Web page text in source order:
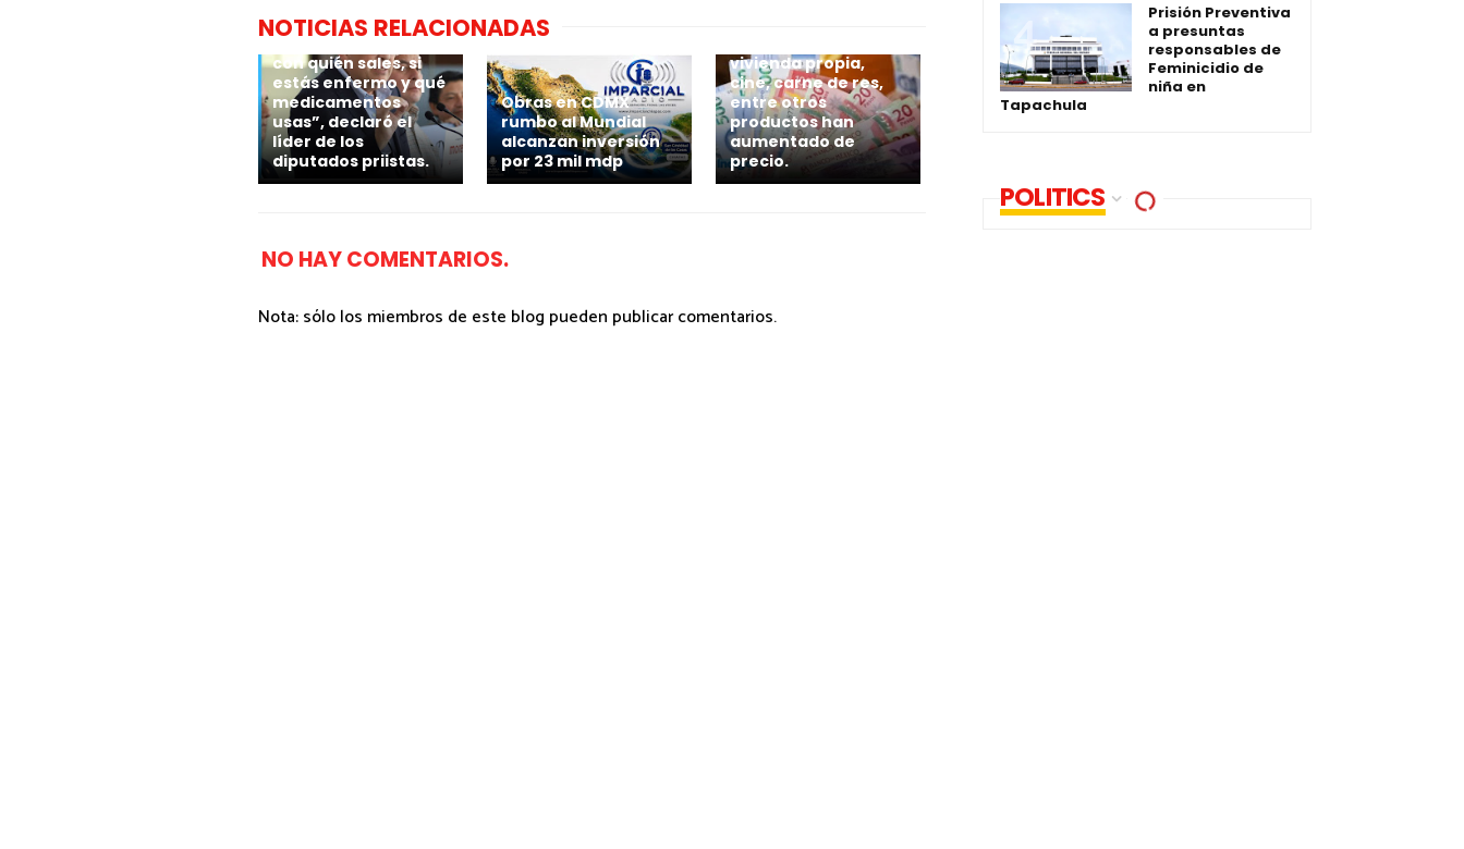
NOTICIAS RELACIONADAS
restaurante o a tu
con quién sales, si
estás enfermo y qué
medicamentos
usas”, declaró el
líder de los
diputados priistas.
Obras en CDMX
rumbo al Mundial
alcanzan inversión
por 23 mil mdp
vivienda propia,
cine, carne de res,
entre otros
productos han
aumentado de
precio.
NO HAY COMENTARIOS.
Nota: sólo los miembros de este blog pueden publicar comentarios.
Prisión Preventiva
a presuntas
responsables de
Feminicidio de
niña en
Tapachula
POLITICS